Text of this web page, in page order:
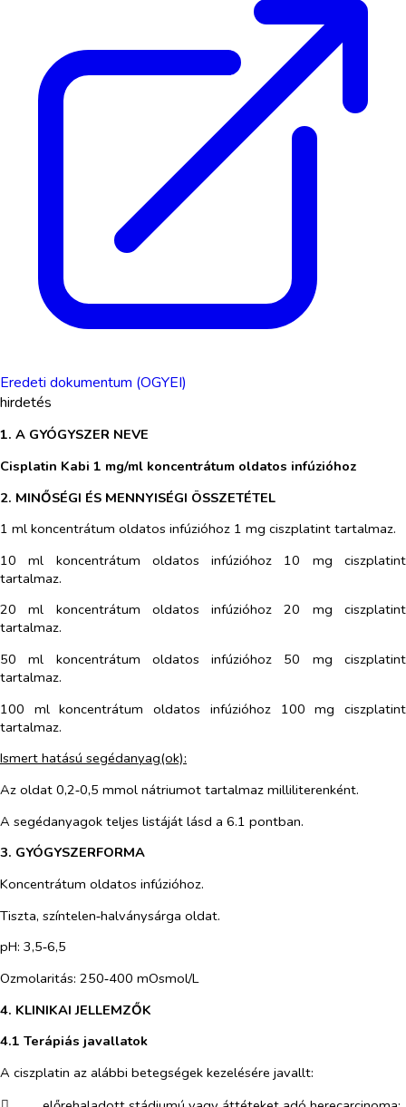
Eredeti dokumentum (OGYEI)
hirdetés
1. A GYÓGYSZER NEVE
Cisplatin Kabi 1 mg/ml koncentrátum oldatos infúzióhoz
2. MINŐSÉGI ÉS MENNYISÉGI ÖSSZETÉTEL
1 ml koncentrátum oldatos infúzióhoz 1 mg ciszplatint tartalmaz.
10 ml koncentrátum oldatos infúzióhoz 10 mg ciszplatint
tartalmaz.
20 ml koncentrátum oldatos infúzióhoz 20 mg ciszplatint
tartalmaz.
50 ml koncentrátum oldatos infúzióhoz 50 mg ciszplatint
tartalmaz.
100 ml koncentrátum oldatos infúzióhoz 100 mg ciszplatint
tartalmaz.
Ismert hatású segédanyag(ok):
Az oldat 0,2‑0,5 mmol nátriumot tartalmaz milliliterenként.
A segédanyagok teljes listáját lásd a 6.1 pontban.
3. GYÓGYSZERFORMA
Koncentrátum oldatos infúzióhoz.
Tiszta, színtelen‑halványsárga oldat.
pH: 3,5‑6,5
Ozmolaritás: 250‑400 mOsmol/L
4. KLINIKAI JELLEMZŐK
4.1 Terápiás javallatok
A ciszplatin az alábbi betegségek kezelésére javallt: